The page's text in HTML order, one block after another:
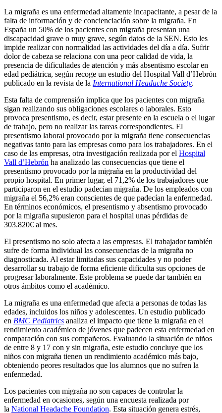
La migraña es una enfermedad altamente incapacitante, a pesar de la
falta de información y de concienciación sobre la migraña. En
España un 50% de los pacientes con migraña presentan una
discapacidad grave o muy grave, según datos de la SEN. Esto les
impide realizar con normalidad las actividades del día a día. Sufrir
dolor de cabeza se relaciona con una peor calidad de vida, la
presencia de dificultades de atención y más absentismo escolar en
edad pediátrica, según recoge un estudio del Hospital Vall d’Hebrón
publicado en la revista de la International Headache Society.
Esta falta de comprensión implica que los pacientes con migraña
sigan realizando sus obligaciones escolares o laborales. Esto
provoca presentismo, es decir, estar presente en la escuela o el lugar
de trabajo, pero no realizar las tareas correspondientes. El
presentismo laboral provocado por la migraña tiene consecuencias
negativas tanto para las empresas como para los trabajadores. En el
caso de las empresas, otra investigación realizada por el Hospital
Vall d’Hebrón ha analizado las consecuencias que tiene el
presentismo provocado por la migraña en la productividad del
propio hospital. En primer lugar, el 71,2% de los trabajadores que
participaron en el estudio padecían migraña. De los empleados con
migraña el 56,2% eran conscientes de que padecían la enfermedad.
En términos económicos, el presentismo y absentismo provocado
por la migraña supusieron para el hospital unas pérdidas de
303.820€ al mes.
El presentismo no solo afecta a las empresas. El trabajador también
sufre de forma individual las consecuencias de la migraña no
diagnosticada. Al estar limitadas sus capacidades y no poder
desarrollar su trabajo de forma eficiente dificulta sus opciones de
progresar laboralmente. Este problema se puede dar también en
otros ámbitos como el académico.
La migraña es una enfermedad que afecta a personas de todas las
edades, incluidos los niños y adolescentes. Un estudio publicado
en BMC Pediatrics analiza el impacto que tiene la migraña en el
rendimiento académico de jóvenes que padecen esta enfermedad en
comparación con sus compañeros. Evaluando la situación de niños
de entre 8 y 17 con y sin migraña, este estudio concluye que los
niños con migraña tienen un rendimiento académico más bajo,
obteniendo peores resultados que los alumnos que no sufren la
enfermedad.
Los pacientes con migraña no son capaces de controlar la
enfermedad en ocasiones, según una encuesta realizada por
la National Headache Foundation. Esta situación genera estrés,